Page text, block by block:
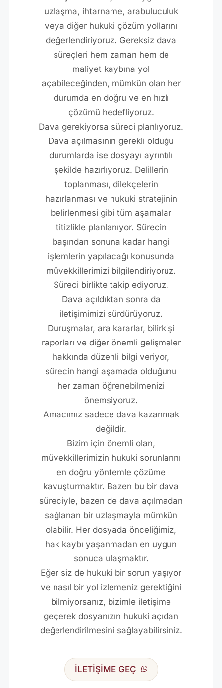
uzlaşma, ihtarname, arabuluculuk
veya diğer hukuki çözüm yollarını
değerlendiriyoruz. Gereksiz dava
süreçleri hem zaman hem de
maliyet kaybına yol
açabileceğinden, mümkün olan her
durumda en doğru ve en hızlı
çözümü hedefliyoruz.
Dava gerekiyorsa süreci planlıyoruz.
Dava açılmasının gerekli olduğu
durumlarda ise dosyayı ayrıntılı
şekilde hazırlıyoruz. Delillerin
toplanması, dilekçelerin
hazırlanması ve hukuki stratejinin
belirlenmesi gibi tüm aşamalar
titizlikle planlanıyor. Sürecin
başından sonuna kadar hangi
işlemlerin yapılacağı konusunda
müvekkillerimizi bilgilendiriyoruz.
Süreci birlikte takip ediyoruz.
Dava açıldıktan sonra da
iletişimimizi sürdürüyoruz.
Duruşmalar, ara kararlar, bilirkişi
raporları ve diğer önemli gelişmeler
hakkında düzenli bilgi veriyor,
sürecin hangi aşamada olduğunu
her zaman öğrenebilmenizi
önemsiyoruz.
Amacımız sadece dava kazanmak
değildir.
Bizim için önemli olan,
müvekkillerimizin hukuki sorunlarını
en doğru yöntemle çözüme
kavuşturmaktır. Bazen bu bir dava
süreciyle, bazen de dava açılmadan
sağlanan bir uzlaşmayla mümkün
olabilir. Her dosyada önceliğimiz,
hak kaybı yaşanmadan en uygun
sonuca ulaşmaktır.
Eğer siz de hukuki bir sorun yaşıyor
ve nasıl bir yol izlemeniz gerektiğini
bilmiyorsanız, bizimle iletişime
geçerek dosyanızın hukuki açıdan
değerlendirilmesini sağlayabilirsiniz.
İLETİŞİME GEÇ